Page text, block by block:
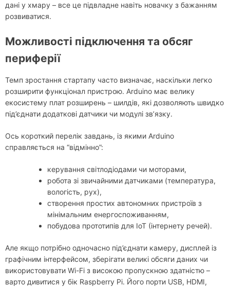
дані у хмару – все це підвладне навіть новачку з бажанням
розвиватися.
Можливості підключення та обсяг
периферії
Темп зростання стартапу часто визначає, наскільки легко
розширити функціонал пристрою. Arduino має велику
екосистему плат розширень – шилдів, які дозволяють швидко
під’єднати додаткові датчики чи модулі зв’язку.
Ось короткий перелік завдань, із якими Arduino
справляється на “відмінно”:
керування світлодіодами чи моторами,
робота зі звичайними датчиками (температура,
вологість, рух),
створення простих автономних пристроїв з
мінімальним енергоспоживанням,
побудова прототипів для IoT (інтернету речей).
Але якщо потрібно одночасно під’єднати камеру, дисплей із
графічним інтерфейсом, зберігати великі обсяги даних чи
використовувати Wi-Fi з високою пропускною здатністю –
варто дивитися у бік Raspberry Pi. Його порти USB, HDMI,